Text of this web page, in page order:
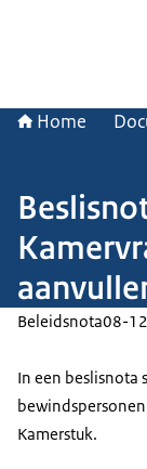
Home
Beleidsnota08-
In een beslisnota
Kamerstuk.